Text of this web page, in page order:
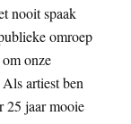
nooit spaak
omroep
onze
artiest ben
25 jaar mooie